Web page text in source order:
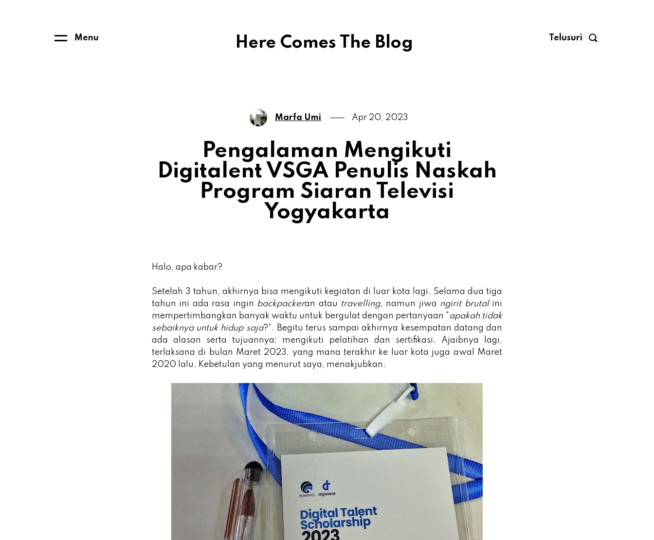
Menu Here Comes The Blog Telusuri
Marfa Umi Apr 20, 2023
Pengalaman Mengikuti
Digitalent VSGA Penulis Naskah
Program Siaran Televisi
Yogyakarta
Halo, apa kabar?
Setelah 3 tahun, akhirnya bisa mengikuti kegiatan di luar kota lagi. Selama dua tiga
tahun ini ada rasa ingin backpackeran atau travelling, namun jiwa ngirit brutal ini
mempertimbangkan banyak waktu untuk bergulat dengan pertanyaan "
apakah tidak
sebaiknya untuk hidup saja?". Begitu terus sampai akhirnya kesempatan datang dan
ada alasan serta tujuannya; mengikuti pelatihan dan sertifikasi. Ajaibnya lagi,
terlaksana di bulan Maret 2023, yang mana terakhir ke luar kota juga awal Maret
2020 lalu. Kebetulan yang menurut saya, menakjubkan.